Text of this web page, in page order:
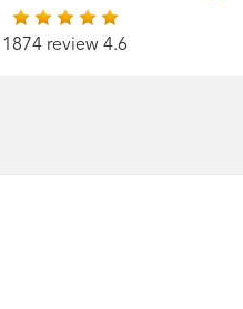
1874 review 4.6